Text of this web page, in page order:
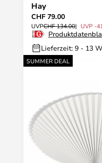
Hay
CHF 79.00
UVPCHF 134.00 UVP -
Lieferzeit: 9 - 13
SUMMER DEAL